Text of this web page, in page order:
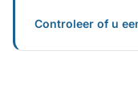
Controleer of u